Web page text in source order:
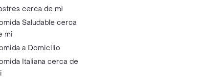
cerca de mi
Saludable cerca
mi
a Domicilio
Italiana cerca de